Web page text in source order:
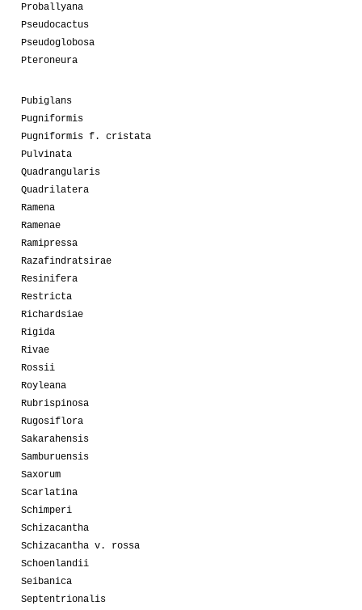
Proballyana
Pseudocactus
Pseudoglobosa
Pteroneura
Pubiglans
Pugniformis
Pugniformis f. cristata
Pulvinata
Quadrangularis
Quadrilatera
Ramena
Ramenae
Ramipressa
Razafindratsirae
Resinifera
Restricta
Richardsiae
Rigida
Rivae
Rossii
Royleana
Rubrispinosa
Rugosiflora
Sakarahensis
Samburuensis
Saxorum
Scarlatina
Schimperi
Schizacantha
Schizacantha v. rossa
Schoenlandii
Seibanica
Septentrionalis